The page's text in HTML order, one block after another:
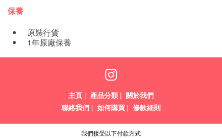
保養
原裝行貨
1年原廠保養
主頁 | 產品分類 | 關於我們
聯絡我們 | 如何購買 | 條款細則
我們接受以下付款方式